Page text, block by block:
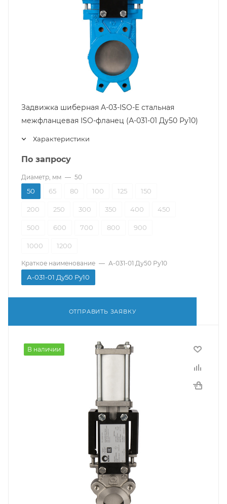
Задвижка шиберная A-03-ISO-E стальная
межфланцевая ISO-фланец (А-031-01 Ду50 Ру10)
Характеристики
По запросу
Диаметр, мм — 50
50 65 80 100 125 150
200 250 300 350 400 450
500 600 700 800 900
1000 1200
Краткое наименование — А-031-01 Ду50 Ру10
А-031-01 Ду50 Ру10
ОТПРАВИТЬ ЗАЯВКУ
В наличии